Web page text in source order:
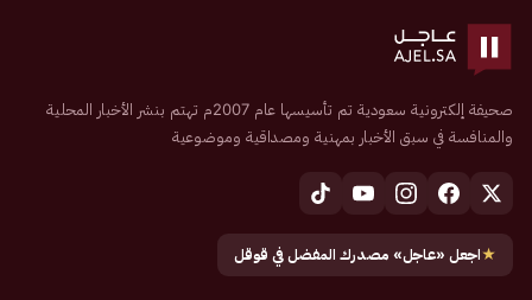
صحيفة إلكترونية سعودية تم تأسيسها عام 2007م تهتم بنشر الأخبار المحلية
والمنافسة في سبق الأخبار بمهنية ومصداقية وموضوعية
★اجعل «عاجل» مصدرك المفضل في قوقل